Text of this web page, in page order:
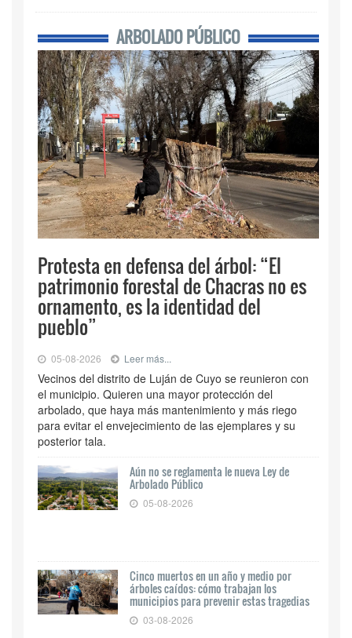
ARBOLADO PÚBLICO
Protesta en defensa del árbol: “El
patrimonio forestal de Chacras no es
ornamento, es la identidad del
pueblo”
05-08-2026 Leer más...
Vecinos del distrito de Luján de Cuyo se reunieron con
el municipio. Quieren una mayor protección del
arbolado, que haya más mantenimiento y más riego
para evitar el envejecimiento de las ejemplares y su
posterior tala.
Aún no se reglamenta le nueva Ley de
Arbolado Público
05-08-2026
Cinco muertos en un año y medio por
árboles caídos: cómo trabajan los
municipios para prevenir estas tragedias
03-08-2026